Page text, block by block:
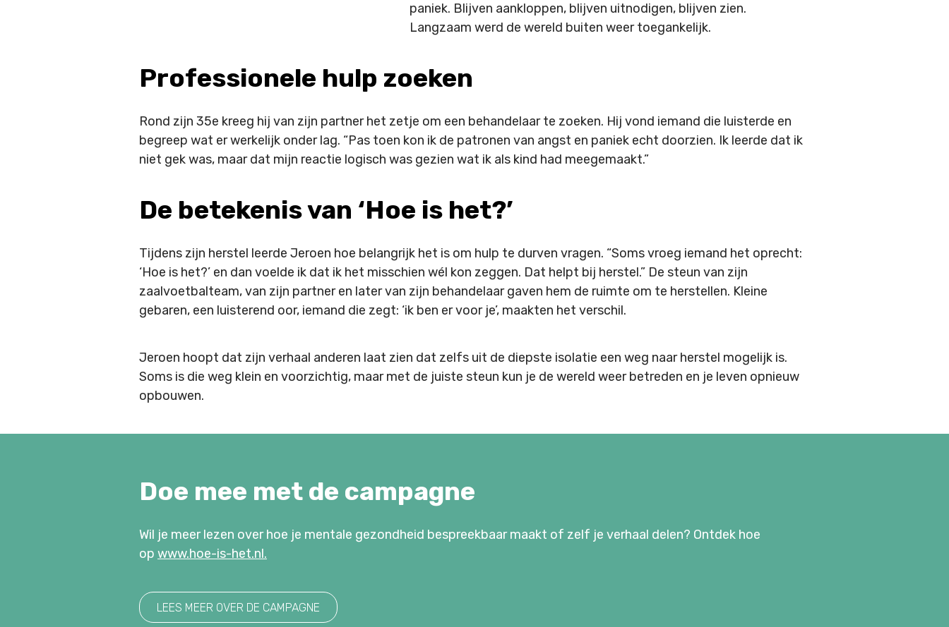
paniek. Blijven aankloppen, blijven uitnodigen, blijven zien.
Langzaam werd de wereld buiten weer toegankelijk.
Professionele hulp zoeken
Rond zijn 35e kreeg hij van zijn partner het zetje om een behandelaar te zoeken. Hij vond iemand die luisterde en
begreep wat er werkelijk onder lag. “Pas toen kon ik de patronen van angst en paniek echt doorzien. Ik leerde dat ik
niet gek was, maar dat mijn reactie logisch was gezien wat ik als kind had meegemaakt.”
De betekenis van ‘Hoe is het?’
Tijdens zijn herstel leerde Jeroen hoe belangrijk het is om hulp te durven vragen. “Soms vroeg iemand het oprecht:
‘Hoe is het?’ en dan voelde ik dat ik het misschien wél kon zeggen. Dat helpt bij herstel.” De steun van zijn
zaalvoetbalteam, van zijn partner en later van zijn behandelaar gaven hem de ruimte om te herstellen. Kleine
gebaren, een luisterend oor, iemand die zegt: ‘ik ben er voor je’, maakten het verschil.
Jeroen hoopt dat zijn verhaal anderen laat zien dat zelfs uit de diepste isolatie een weg naar herstel mogelijk is.
Soms is die weg klein en voorzichtig, maar met de juiste steun kun je de wereld weer betreden en je leven opnieuw
opbouwen.
Doe mee met de campagne
Wil je meer lezen over hoe je mentale gezondheid bespreekbaar maakt of zelf je verhaal delen? Ontdek hoe
op www.hoe-is-het.nl.
LEES MEER OVER DE CAMPAGNE